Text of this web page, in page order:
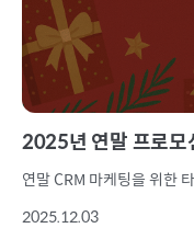
2025년 연말 프로모
연말 CRM 마케팅을 위한
2025.12.03